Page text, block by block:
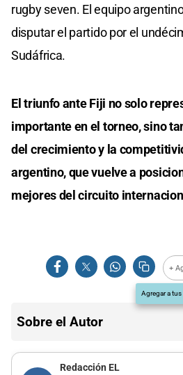
rugby seven. El equipo
disputar el partido por el
Sudáfrica.
El triunfo ante Fiji no solo
importante en el torneo, sino
del crecimiento y la
argentino, que vuelve a
mejores del circuito
+
Agregar a
Sobre el Autor
Redacción EL